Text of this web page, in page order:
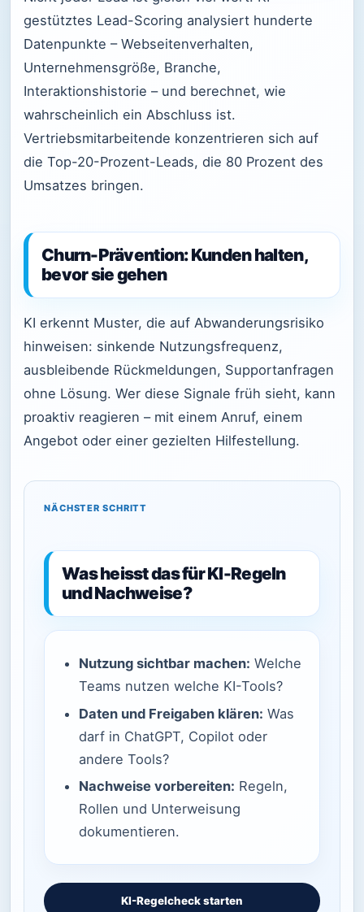
gestütztes Lead-Scoring analysiert hunderte
Datenpunkte – Webseitenverhalten,
Unternehmensgröße, Branche,
Interaktionshistorie – und berechnet, wie
wahrscheinlich ein Abschluss ist.
Vertriebsmitarbeitende konzentrieren sich auf
die Top-20-Prozent-Leads, die 80 Prozent des
Umsatzes bringen.
Churn-Prävention: Kunden halten,
bevor sie gehen
KI erkennt Muster, die auf Abwanderungsrisiko
hinweisen: sinkende Nutzungsfrequenz,
ausbleibende Rückmeldungen, Supportanfragen
ohne Lösung. Wer diese Signale früh sieht, kann
proaktiv reagieren – mit einem Anruf, einem
Angebot oder einer gezielten Hilfestellung.
NÄCHSTER SCHRITT
Was heisst das für KI-Regeln
und Nachweise?
Nutzung sichtbar machen: Welche
Teams nutzen welche KI-Tools?
Daten und Freigaben klären: Was
darf in ChatGPT, Copilot oder
andere Tools?
Nachweise vorbereiten: Regeln,
Rollen und Unterweisung
dokumentieren.
KI-Regelcheck starten